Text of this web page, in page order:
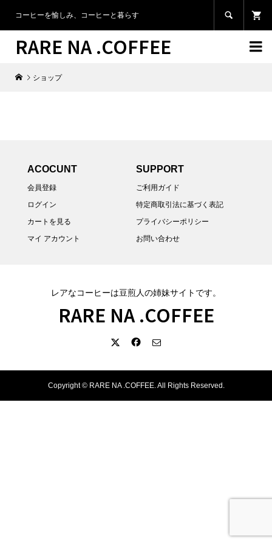
コーヒーを愉しみ、コーヒーと暮らす 
RARE NA .COFFEE 
ショップ
ACOCUNT
会員登録
ログイン
カートを見る
マイ アカウント
SUPPORT
ご利用ガイド
特定商取引法に基づく表記
プライバシーポリシー
お問い合わせ
レアなコーヒーは豆煎人の姉妹サイトです。
RARE NA .COFFEE
Copyright ©RARE NA .COFFEE. All Rights Reserved.